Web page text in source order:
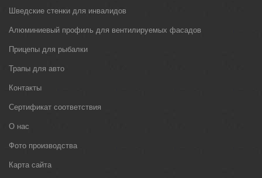
Шведские стенки для инвалидов
Алюминиевый профиль для вентилируемых фасадов
Прицепы для рыбалки
Трапы для авто
Контакты
Сертификат соответствия
О нас
Фото производства
Карта сайта